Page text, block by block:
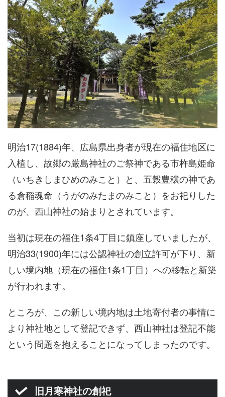
明治17(1884)年、広島県出身者が現在の福住地区に
入植し、故郷の厳島神社のご祭神である市杵島姫命
（いちきしまひめのみこと）と、五穀豊穣の神であ
る倉稲魂命（うがのみたまのみこと）をお祀りした
のが、西山神社の始まりとされています。
当初は現在の福住1条4丁目に鎮座していましたが、
明治33(1900)年には公認神社の創立許可が下り、新
しい境内地（現在の福住1条1丁目）への移転と新築
が行われます。
ところが、この新しい境内地は土地寄付者の事情に
より神社地として登記できず、西山神社は登記不能
という問題を抱えることになってしまったのです。
旧月寒神社の創祀